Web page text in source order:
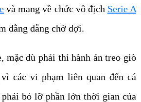
và mang về chức vô địch Serie A
đằng đẵng chờ đợi.
mặc dù phải thi hành án treo giò
các vi phạm liên quan đến cá
bỏ lỡ phần lớn thời gian của